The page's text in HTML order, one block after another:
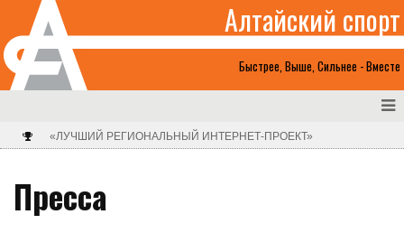
Быстрее, Выше, Сильнее - Вместе
Алтайский спорт
«ЛУЧШИЙ РЕГИОНАЛЬНЫЙ ИНТЕРНЕТ-ПРОЕКТ»
Пресса